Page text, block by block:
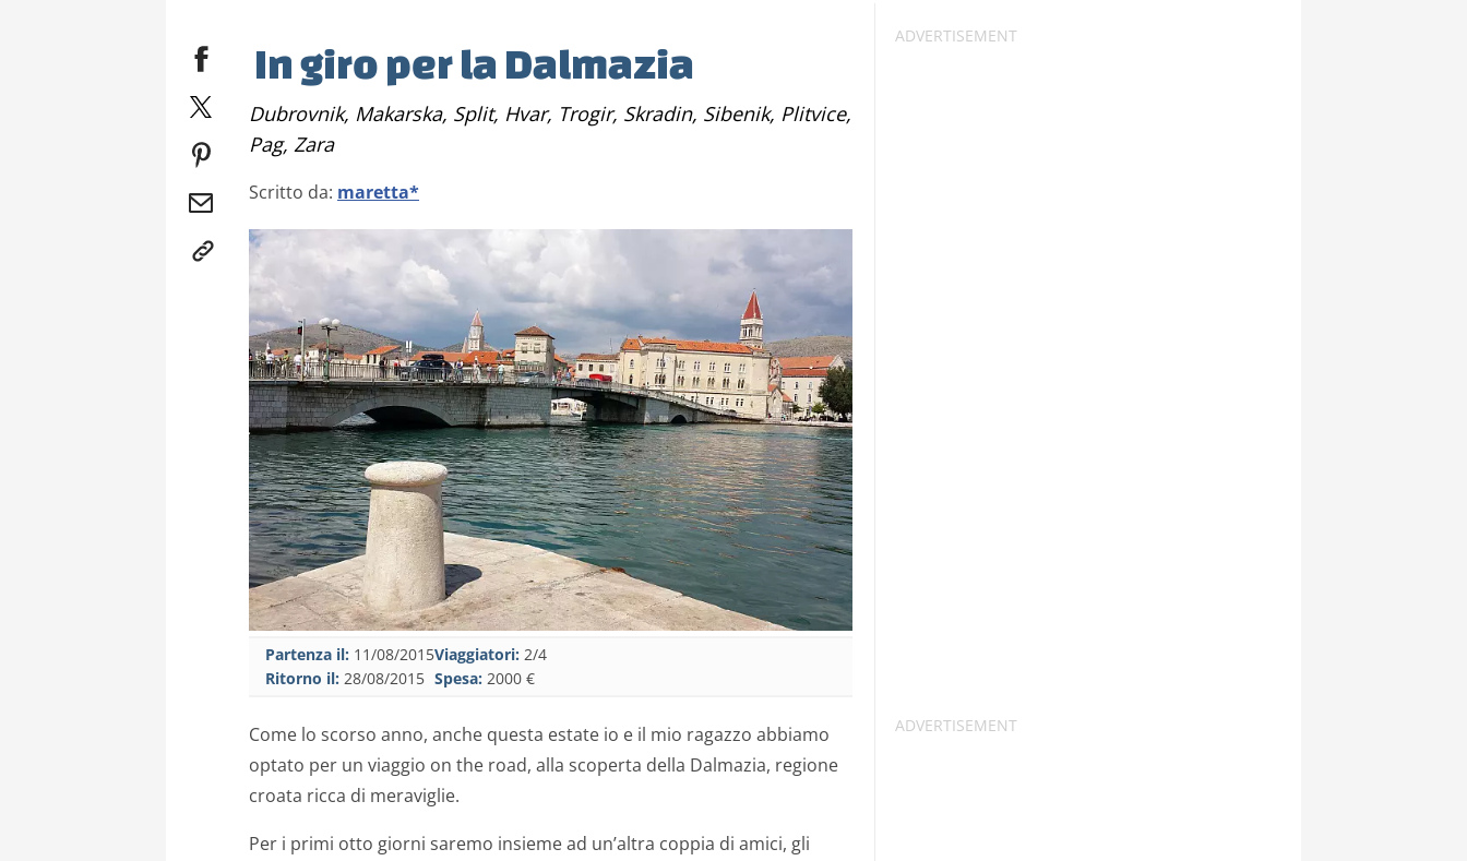
In giro per la Dalmazia
Dubrovnik, Makarska, Split, Hvar, Trogir, Skradin, Sibenik, Plitvice,
Pag, Zara
Scritto da: maretta*
Partenza il: 11/08/2015
Ritorno il: 28/08/2015
Viaggiatori: 2/4
Spesa: 2000 €
Come lo scorso anno, anche questa estate io e il mio ragazzo abbiamo
optato per un viaggio on the road, alla scoperta della Dalmazia, regione
croata ricca di meraviglie.
Per i primi otto giorni saremo insieme ad un’altra coppia di amici, gli